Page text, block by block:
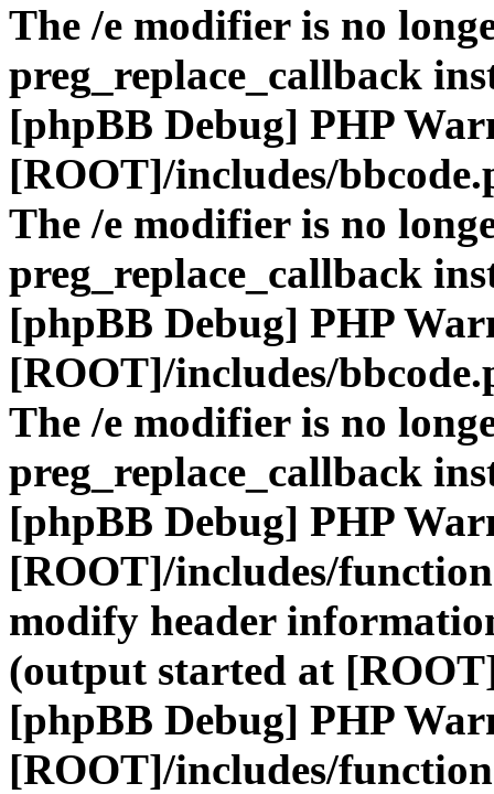
The /e modifier is no
preg_replace_callback
[phpBB Debug] PHP
[ROOT]/includes/
The /e modifier is no
preg_replace_callback
[phpBB Debug] PHP
[ROOT]/includes/
The /e modifier is no
preg_replace_callback
[phpBB Debug] PHP
[ROOT]/includes/
modify header
(output started at
[phpBB Debug] PHP
[ROOT]/includes/